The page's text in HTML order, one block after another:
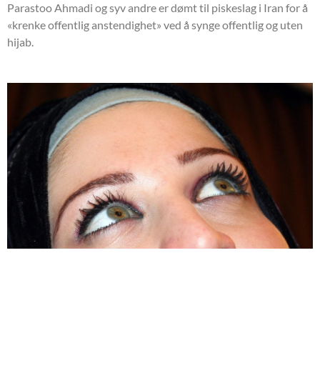
Parastoo Ahmadi og syv andre er dømt til piskeslag i Iran for å
«krenke offentlig anstendighet» ved å synge offentlig og uten
hijab.